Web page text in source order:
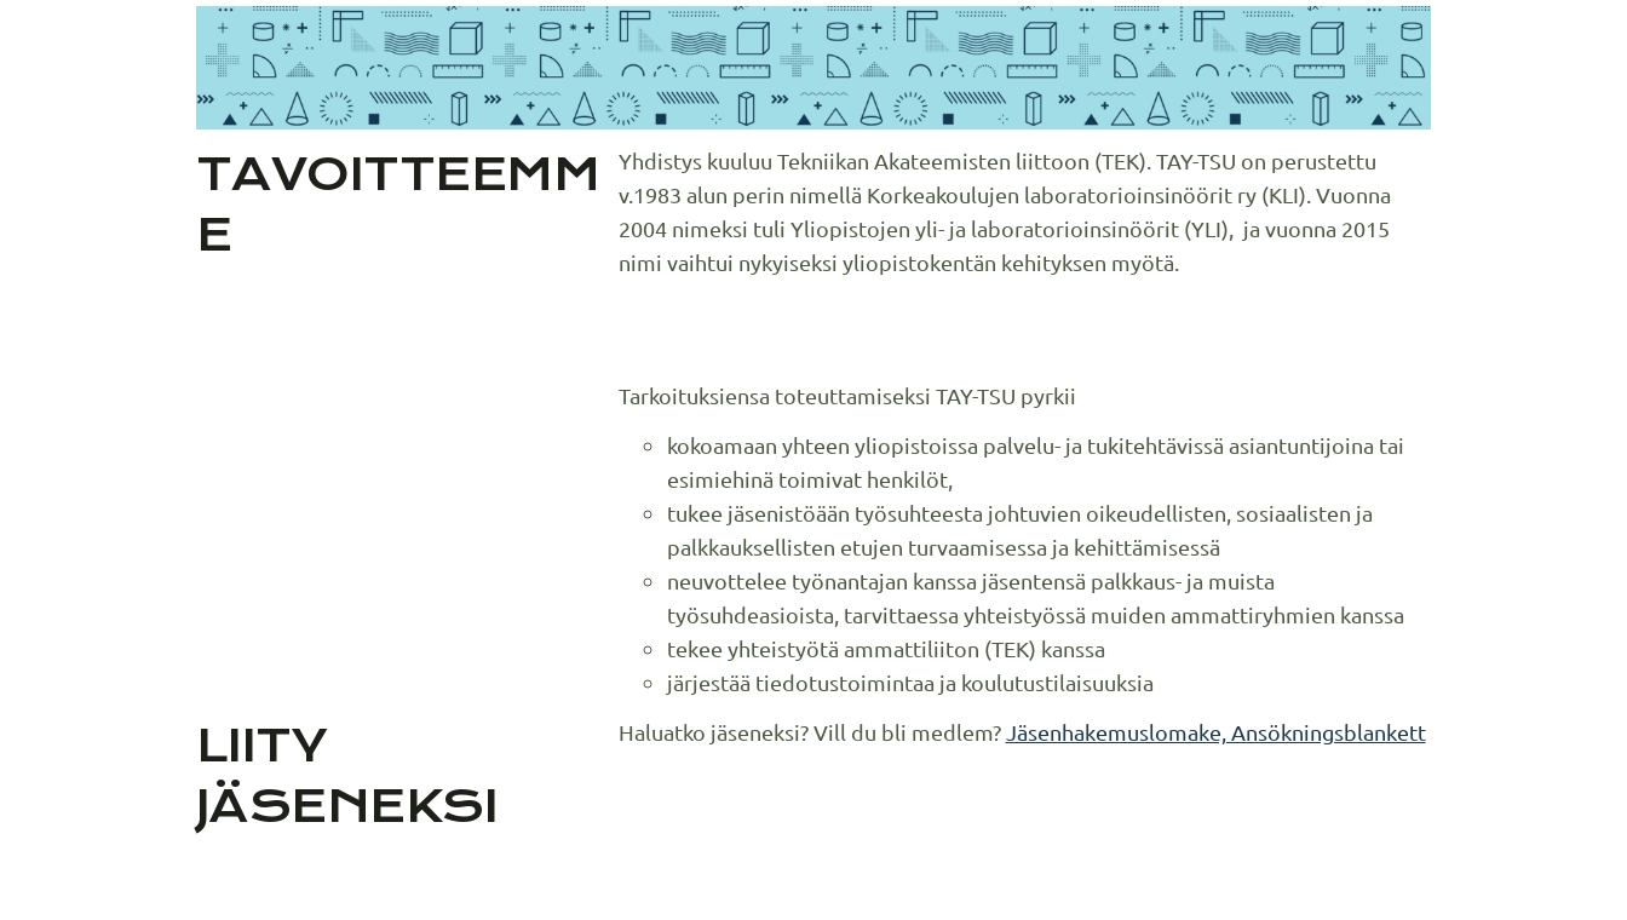
TAVOITTEEMM
E
Yhdistys kuuluu Tekniikan Akateemisten liittoon (TEK). TAY-TSU on perustettu
v.1983 alun perin nimellä Korkeakoulujen laboratorioinsinöörit ry (KLI). Vuonna
2004 nimeksi tuli Yliopistojen yli- ja laboratorioinsinöörit (YLI), ja vuonna 2015
nimi vaihtui nykyiseksi yliopistokentän kehityksen myötä.
Tarkoituksiensa toteuttamiseksi TAY-TSU pyrkii
kokoamaan yhteen yliopistoissa palvelu- ja tukitehtävissä asiantuntijoina tai
esimiehinä toimivat henkilöt,
tukee jäsenistöään työsuhteesta johtuvien oikeudellisten, sosiaalisten ja
palkkauksellisten etujen turvaamisessa ja kehittämisessä
neuvottelee työnantajan kanssa jäsentensä palkkaus- ja muista
työsuhdeasioista, tarvittaessa yhteistyössä muiden ammattiryhmien kanssa
tekee yhteistyötä ammattiliiton (TEK) kanssa
järjestää tiedotustoimintaa ja koulutustilaisuuksia
LIITY
JÄSENEKSI
Haluatko jäseneksi? Vill du bli medlem? Jäsenhakemuslomake, Ansökningsblankett